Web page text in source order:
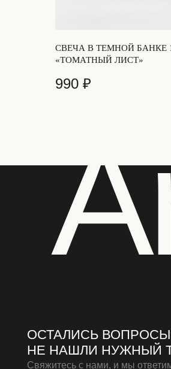
СВЕЧА В ТЕМНОЙ БАНКЕ
«ТОМАТНЫЙ ЛИСТ»
990 ₽
ОСТАЛИСЬ ВОПРОСЫ?
НЕ НАШЛИ НУЖНЫЙ
Свяжитесь с нами, и мы ответим на
*Meta запрещенная организация в РФ